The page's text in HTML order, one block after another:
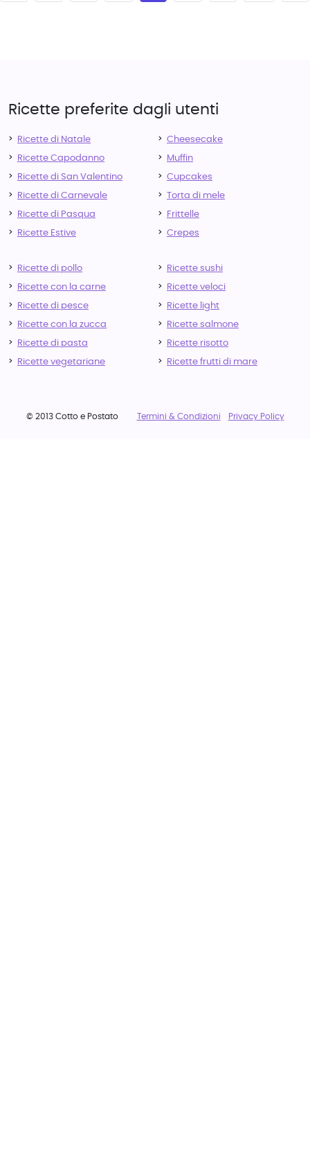
Ricette preferite dagli utenti
Ricette di Natale
Ricette Capodanno
Ricette di San Valentino
Ricette di Carnevale
Ricette di Pasqua
Ricette Estive
Cheesecake
Muffin
Cupcakes
Torta di mele
Frittelle
Crepes
Ricette di pollo
Ricette con la carne
Ricette di pesce
Ricette con la zucca
Ricette di pasta
Ricette vegetariane
Ricette sushi
Ricette veloci
Ricette light
Ricette salmone
Ricette risotto
Ricette frutti di mare
© 2013 Cotto e Postato Termini & Condizioni Privacy Policy